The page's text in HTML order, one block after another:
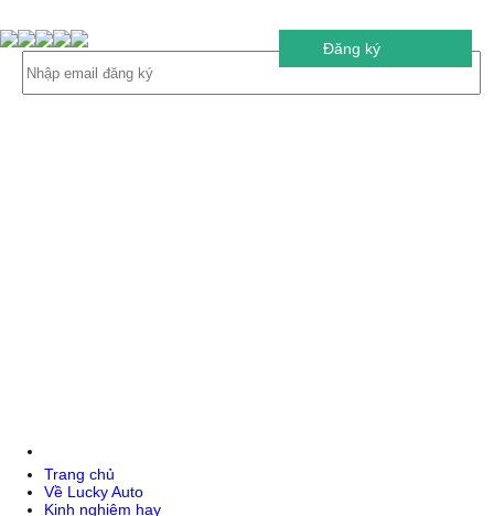
Đăng ký
Trang chủ
Về Lucky Auto
Kinh nghiệm hay